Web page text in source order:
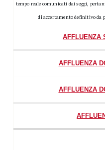
tempo reale comunicati dai seggi,
di accertamento definitivo da
AFFLUENZA
AFFLUENZA
AFFLUENZA